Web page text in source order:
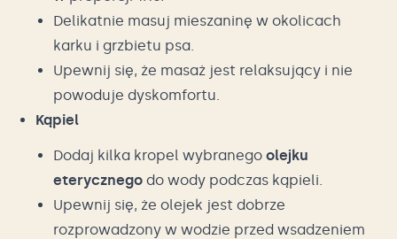
Delikatnie masuj mieszaninę w okolicach
karku i grzbietu psa.
Upewnij się, że masaż jest relaksujący i nie
powoduje dyskomfortu.
Kąpiel
Dodaj kilka kropel wybranego olejku
eterycznego do wody podczas kąpieli.
Upewnij się, że olejek jest dobrze
rozprowadzony w wodzie przed wsadzeniem